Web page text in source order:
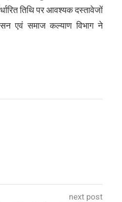
तिथि पर आवश्यक दस्तावेजों
एवं समाज कल्याण विभाग ने
next post